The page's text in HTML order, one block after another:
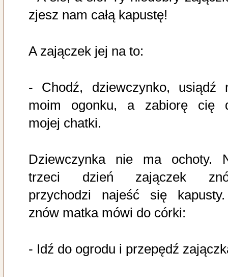
zjesz nam całą kapustę!
A zajączek jej na to:
- Chodź, dziewczynko, usiądź
moim ogonku, a zabiorę cię
mojej chatki.
Dziewczynka nie ma ochoty.
trzeci dzień zajączek
przychodzi najeść się
znów matka mówi do córki:
- Idź do ogrodu i przepędź